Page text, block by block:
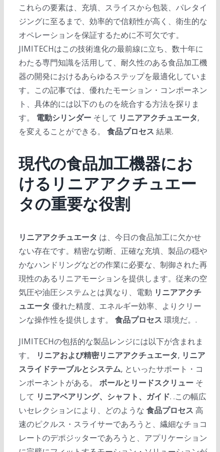
これらの要素は、充填、スライスから包装、パレタイ
ジングに至るまで、効率的で信頼性が高く、衛生的な
オペレーションを保証するために不可欠です。
JIMITECHはこの技術進化の最前線に立ち、数十年に
わたる専門知識を活用して、耐久性のある食品加工機
器の開発におけるあらゆるステップを最適化していま
す。この記事では、優れたモーション・コンポーネン
ト、具体的には以下のものを統合する方法を探りま
す。 電動シリンダーそして リニアアクチュエータ,
を変えることができる。 食品プロセス 結果.
現代の食品加工機器にお
けるリニアアクチュエー
タの重要な役割
リニアアクチュエータ は、今日の食品加工に欠かせ
ない存在です。精密な切断、正確な充填、製品の穏や
かなハンドリングなどの作業に必要な、制御された再
現性のあるリニアモーションを提供します。従来の空
気圧や油圧システムとは異なり、電動 リニアアクチ
ュエータ 優れた精度、エネルギー効率、よりクリー
ンな操作性を提供します。 食品プロセス 環境だ。.
JIMITECHの包括的な製品レンジには以下が含まれま
す。
リニアおよび精密リニアアクチュエータ, リニア
スライドテーブルとシステム, といったサポート・コ
ンポーネントがある。 ボールとリードスクリューそ
して リニアベアリング、シャフト、ガイド. .この幅広
いセレクションにより、どのような 食品プロセス 高
速のピクルス・スライサーであろうと、繊細なチョコ
レートのデポジッターであろうと、アプリケーション